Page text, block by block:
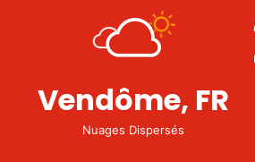
Vendôme, FR
Nuages Dispersés